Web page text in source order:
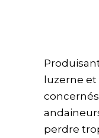
luzerne et
perdre